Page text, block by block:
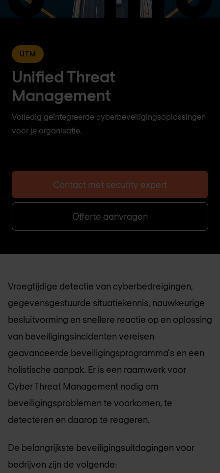
UTM
Unified Threat
Management
Volledig geïntegreerde cyberbeveiligingsoplossingen
voor je organisatie.
Contact met security expert
Offerte aanvragen
Vroegtijdige detectie van cyberbedreigingen,
gegevensgestuurde situatiekennis, nauwkeurige
besluitvorming en snellere reactie op en oplossing
van beveiligingsincidenten vereisen
geavanceerde beveiligingsprogramma's en een
holistische aanpak. Er is een raamwerk voor
Cyber Threat Management nodig om
beveiligingsproblemen te voorkomen, te
detecteren en daarop te reageren.
De belangrijkste beveiligingsuitdagingen voor
bedrijven zijn de volgende: